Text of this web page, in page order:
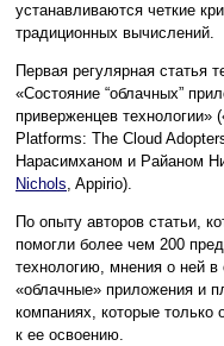
устанавливаются четкие
традиционных вычислений.
Первая регулярная статья
«Состояние “облачных”
приверженцев технологии»
Platforms: The Cloud
Нарасимханом и Райаном
Nichols, Appirio).
По опыту авторов статьи,
помогли более чем 200
технологию, мнения о ней
«облачные» приложения и
компаниях, которые только
к ее освоению.